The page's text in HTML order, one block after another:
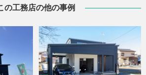
の工務店の他の事例